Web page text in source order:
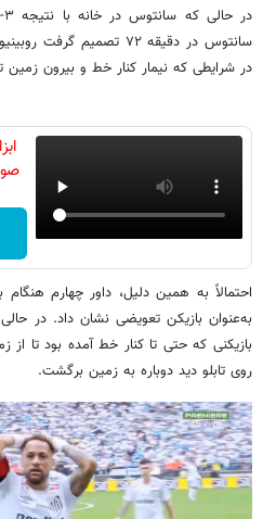
سانتوس در دقیقه ۷۲
در شرایطی که نیمار کنار خط و بیرون
به‌عنوان بازیکن تعویضی نشان داد. در
روی تابلو دید دوباره به زمین برگشت.